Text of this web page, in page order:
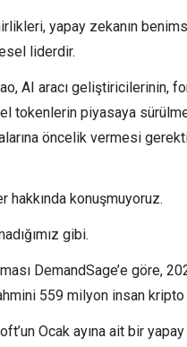
yapay zekanın
liderdir.
AI aracı geliştiricilerinin,
tokenlerin piyasaya
öncelik vermesi
hakkında konuşmuyoruz.
gibi.
DemandSage’e göre,
559 milyon insan kripto
Ocak ayına ait bir